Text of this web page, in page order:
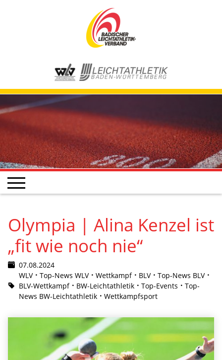
Olympia | Alina Kenzel ist
„fit wie noch nie“
07.08.2024
WLV
Top-News WLV Wettkampf BLV
Top-News BLV
BLV-Wettkampf
BW-Leichtathletik Top-Events
Top-
News BW-Leichtathletik
Wettkampfsport